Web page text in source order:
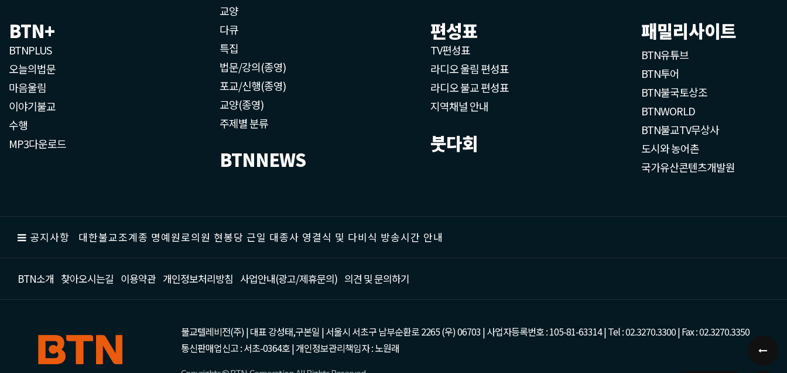
BTN+
BTNPLUS
오늘의법문
마음울림
이야기불교
수행
MP3다운로드
교양
다큐
특집
법문/강의(종영)
포교/신행(종영)
교양(종영)
주제별 분류
BTNNEWS
편성표
TV편성표
라디오 울림 편성표
라디오 불교 편성표
지역채널 안내
붓다회
패밀리사이트
BTN유튜브
BTN투어
BTN불국토상조
BTNWORLD
BTN불교TV무상사
도시와 농어촌
국가유산콘텐츠개발원
공지사항 대한불교조계종 명예원로의원 현봉당 근일 대종사 영결식 및 다비식 방송시간 안내
BTN소개 찾아오시는길 이용약관 개인정보처리방침 사업안내(광고/제휴문의) 의견 및 문의하기
불교텔레비전(주) | 대표 강성태,구본일 | 서울시 서초구 남부순환로 2265 (우) 06703 | 사업자등록번호 : 105-81-63314 | Tel : 02.3270.3300 | Fax : 02.3270.3350
통신판매업신고 : 서초-0364호 | 개인정보관리책임자 : 노원래